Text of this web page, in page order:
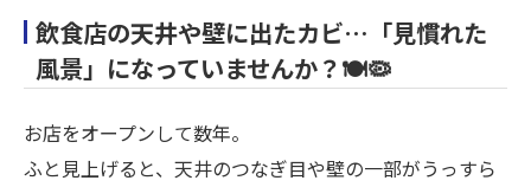
飲食店の天井や壁に出たカビ…「見慣れた
風景」になっていませんか？🍽️🦠
お店をオープンして数年。
ふと見上げると、天井のつなぎ目や壁の一部がうっすら